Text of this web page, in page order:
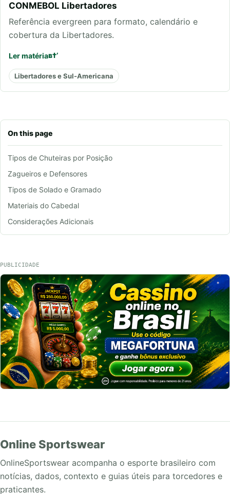
On this page
Tipos de Chuteiras por Posição
Zagueiros e Defensores
Tipos de Solado e Gramado
Materiais do Cabedal
Considerações Adicionais
CONMEBOL Libertadores
Referência evergreen para formato, calendário e
cobertura da Libertadores.
Ler matéria
Libertadores e Sul-Americana
PUBLICIDADE
Online Sportswear
OnlineSportswear acompanha o esporte brasileiro com
notícias, dados, contexto e guias úteis para torcedores e
praticantes.